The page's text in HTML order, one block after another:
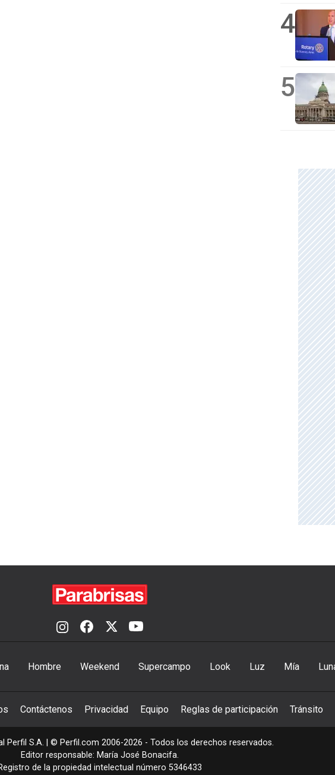
4
5
Hombre Weekend Supercampo Look Luz Mía
Contáctenos Privacidad Equipo Reglas de participación Tránsito
Perfil S.A. | © Perfil.com 2006-2026 - Todos los derechos reservados.
Editor responsable: María José Bonacifa.
de la propiedad intelectual número 5346433